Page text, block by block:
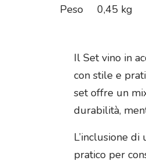
Peso
0,45 kg
Il Set vino in
con stile e
set offre un
durabilità,
L’inclusione
pratico per